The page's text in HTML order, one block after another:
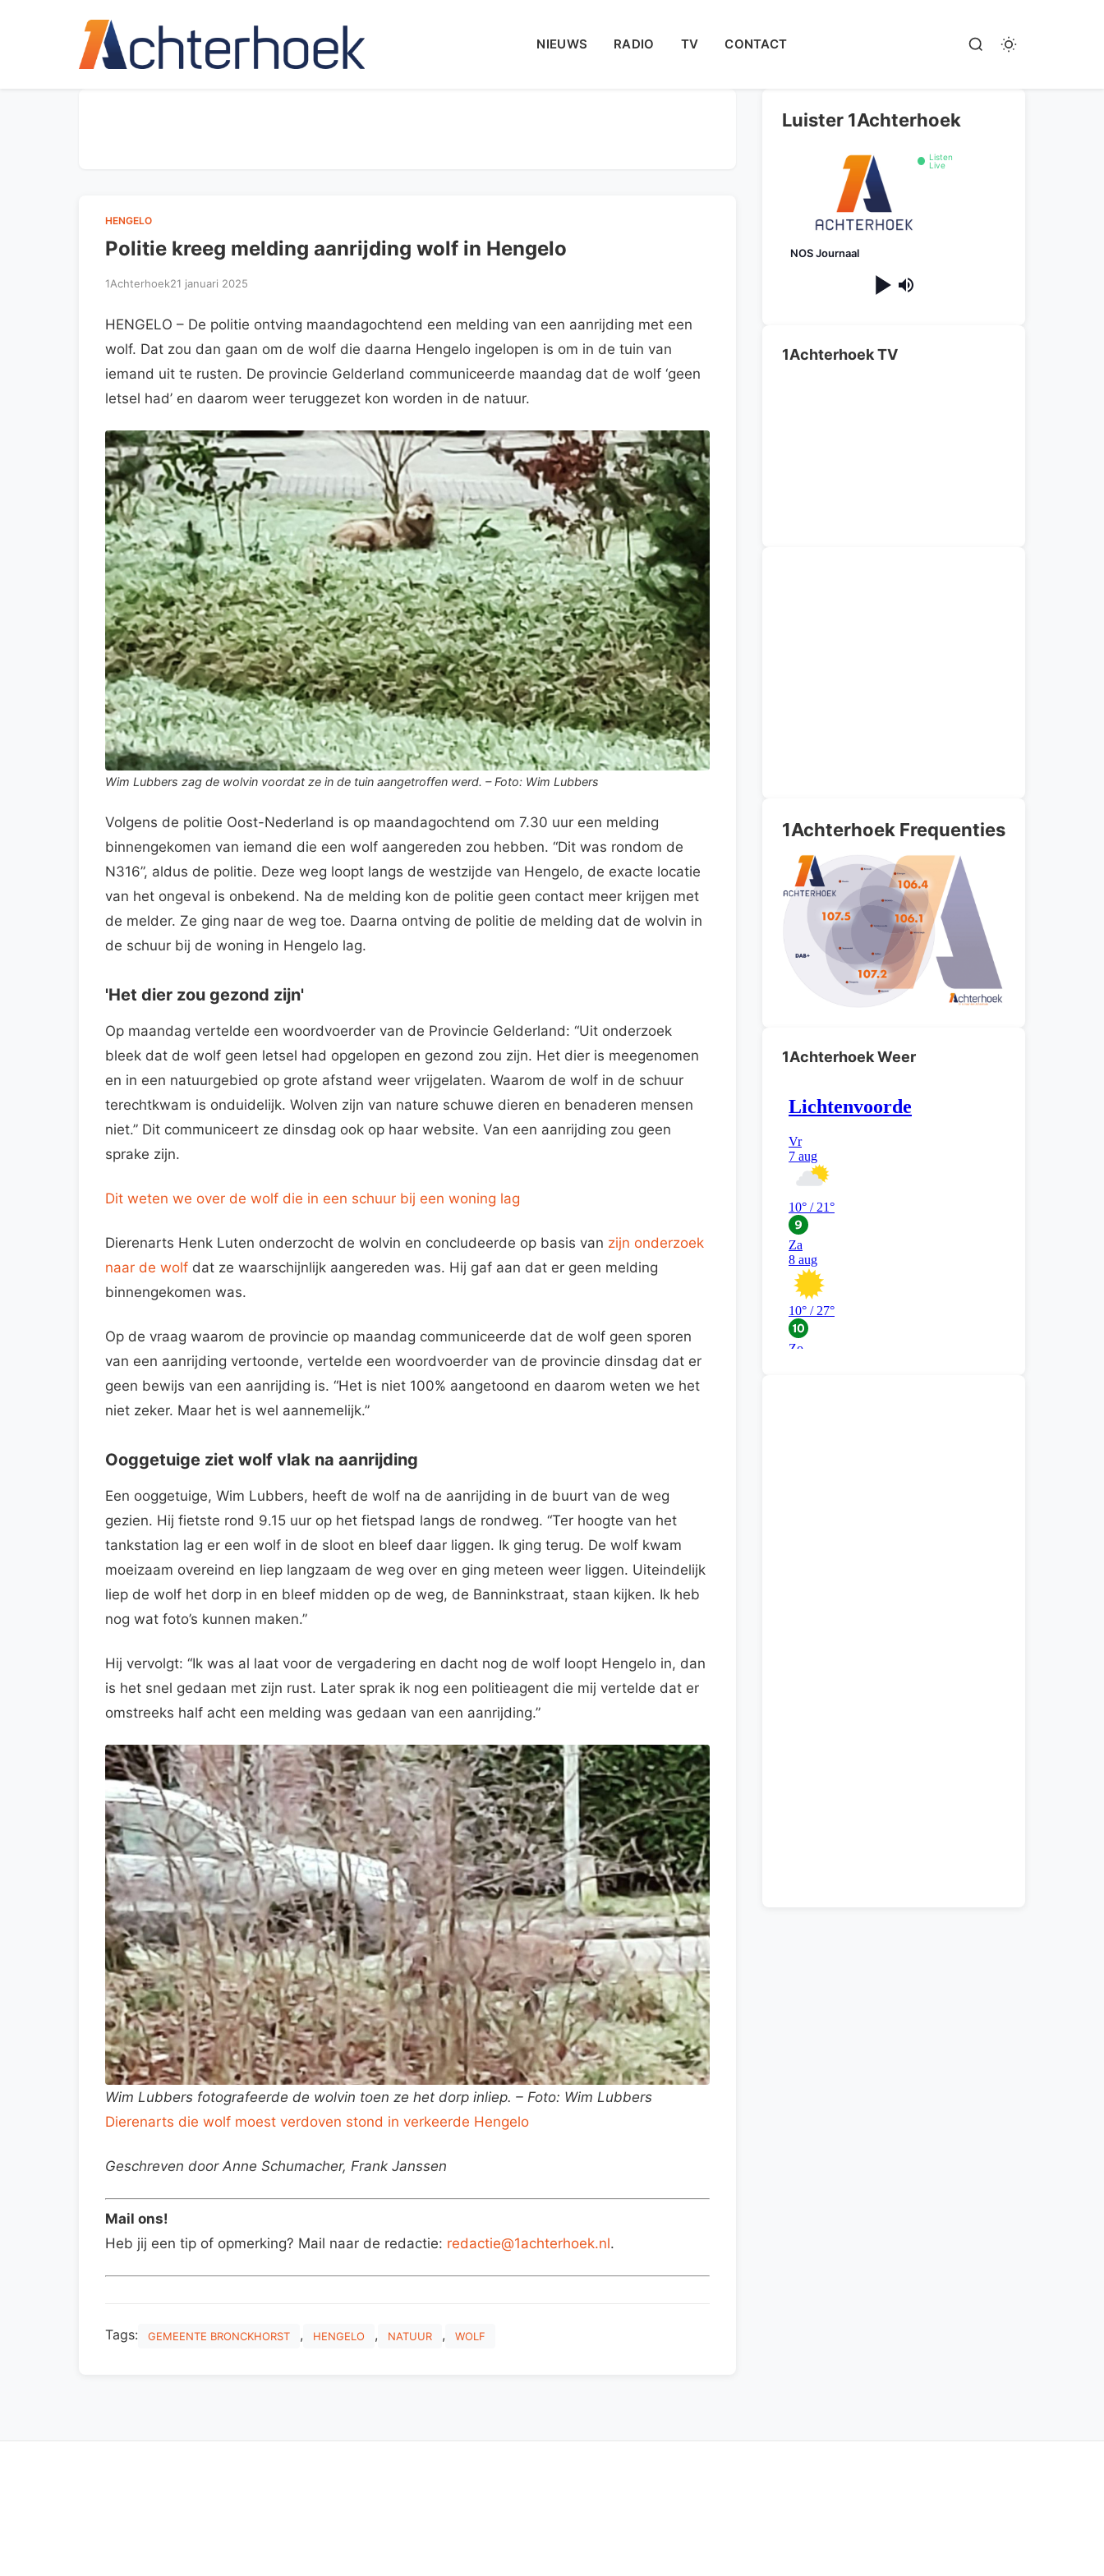
NIEUWS RADIO TV CONTACT
HENGELO
Politie kreeg melding aanrijding wolf in Hengelo
1Achterhoek21 januari 2025
HENGELO – De politie ontving maandagochtend een melding van een aanrijding met een
wolf. Dat zou dan gaan om de wolf die daarna Hengelo ingelopen is om in de tuin van
iemand uit te rusten. De provincie Gelderland communiceerde maandag dat de wolf ‘geen
letsel had’ en daarom weer teruggezet kon worden in de natuur.
Wim Lubbers zag de wolvin voordat ze in de tuin aangetroffen werd. – Foto: Wim Lubbers
Volgens de politie Oost-Nederland is op maandagochtend om 7.30 uur een melding
binnengekomen van iemand die een wolf aangereden zou hebben. “Dit was rondom de
N316”, aldus de politie. Deze weg loopt langs de westzijde van Hengelo, de exacte locatie
van het ongeval is onbekend. Na de melding kon de politie geen contact meer krijgen met
de melder. Ze ging naar de weg toe. Daarna ontving de politie de melding dat de wolvin in
de schuur bij de woning in Hengelo lag.
'Het dier zou gezond zijn'
Op maandag vertelde een woordvoerder van de Provincie Gelderland: “Uit onderzoek
bleek dat de wolf geen letsel had opgelopen en gezond zou zijn. Het dier is meegenomen
en in een natuurgebied op grote afstand weer vrijgelaten. Waarom de wolf in de schuur
terechtkwam is onduidelijk. Wolven zijn van nature schuwe dieren en benaderen mensen
niet.” Dit communiceert ze dinsdag ook op haar website. Van een aanrijding zou geen
sprake zijn.
Dit weten we over de wolf die in een schuur bij een woning lag
Dierenarts Henk Luten onderzocht de wolvin en concludeerde op basis van zijn onderzoek
naar de wolf dat ze waarschijnlijk aangereden was. Hij gaf aan dat er geen melding
binnengekomen was.
Op de vraag waarom de provincie op maandag communiceerde dat de wolf geen sporen
van een aanrijding vertoonde, vertelde een woordvoerder van de provincie dinsdag dat er
geen bewijs van een aanrijding is. “Het is niet 100% aangetoond en daarom weten we het
niet zeker. Maar het is wel aannemelijk.”
Ooggetuige ziet wolf vlak na aanrijding
Een ooggetuige, Wim Lubbers, heeft de wolf na de aanrijding in de buurt van de weg
gezien. Hij fietste rond 9.15 uur op het fietspad langs de rondweg. “Ter hoogte van het
tankstation lag er een wolf in de sloot en bleef daar liggen. Ik ging terug. De wolf kwam
moeizaam overeind en liep langzaam de weg over en ging meteen weer liggen. Uiteindelijk
liep de wolf het dorp in en bleef midden op de weg, de Banninkstraat, staan kijken. Ik heb
nog wat foto’s kunnen maken.”
Hij vervolgt: “Ik was al laat voor de vergadering en dacht nog de wolf loopt Hengelo in, dan
is het snel gedaan met zijn rust. Later sprak ik nog een politieagent die mij vertelde dat er
omstreeks half acht een melding was gedaan van een aanrijding.”
Wim Lubbers fotografeerde de wolvin toen ze het dorp inliep. – Foto: Wim Lubbers
Dierenarts die wolf moest verdoven stond in verkeerde Hengelo
Geschreven door Anne Schumacher, Frank Janssen
Mail ons!
Heb jij een tip of opmerking? Mail naar de redactie: redactie@1achterhoek.nl.
Tags: GEMEENTE BRONCKHORST , HENGELO , NATUUR , WOLF
Luister 1Achterhoek
Listen
Live
NOS Journaal
1Achterhoek TV
1Achterhoek Frequenties
1Achterhoek Weer